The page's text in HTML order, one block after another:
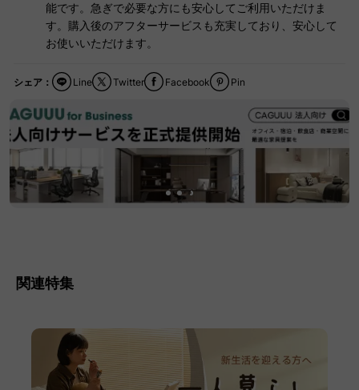
能です。急ぎで必要な方にも安心してご利用いただけま
す。購入後のアフターサービスも充実しており、安心して
お使いいただけます。
シェア： Facebook
Twitter Pin
Line
関連特集